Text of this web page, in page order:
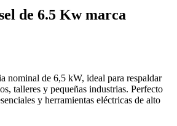
de 6.5 Kw marca
nominal de 6,5 kW, ideal para respaldar
talleres y pequeñas industrias. Perfecto
y herramientas eléctricas de alto